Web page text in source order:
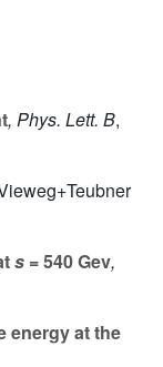
, Phys. Lett. B,
s = 540 Gev,
energy at the